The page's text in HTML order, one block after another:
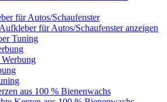
für Autos/Schaufenster
für Autos/Schaufenster anzeigen
Tuning
aus 100 % Bienenwachs